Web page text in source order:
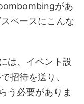
があ
ペースにこんな
は、イベント設
招待を送り、
う必要がありま